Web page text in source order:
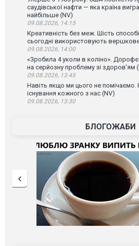
саудівської нафти — яка країна
найбільше (NV)
09.08.2026, 14:15
Креативність без меж. Шість
сьогодні використовують
09.08.2026, 14:00
«Зробила 4 уколи в коліно».
на серйозну проблему зі здоров’ям
09.08.2026, 13:45
Навіть якщо ми цього не
існування кожного з нас (NV)
09.08.2026, 13:30
БЛОГОЖАБИ